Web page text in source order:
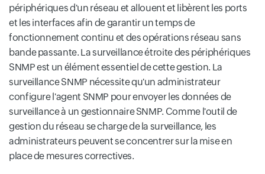
périphériques d'un réseau et allouent et libèrent les ports
et les interfaces afin de garantir un temps de
fonctionnement continu et des opérations réseau sans
bande passante. La surveillance étroite des périphériques
SNMP est un élément essentiel de cette gestion. La
surveillance SNMP nécessite qu'un administrateur
configure l'agent SNMP pour envoyer les données de
surveillance à un gestionnaire SNMP. Comme l'outil de
gestion du réseau se charge de la surveillance, les
administrateurs peuvent se concentrer sur la mise en
place de mesures correctives.